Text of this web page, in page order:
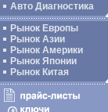
Авто Диагностика
Рынок Европы
Рынок Азии
Рынок Америки
Рынок Японии
Рынок Китая